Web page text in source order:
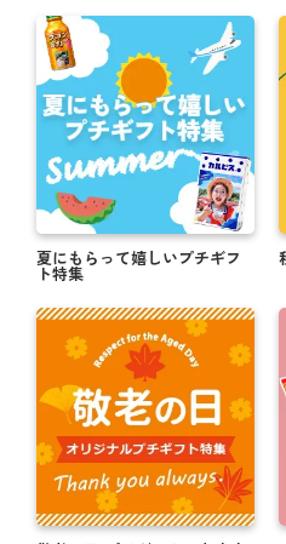
夏にもらって嬉しいプチギフ
ト特集